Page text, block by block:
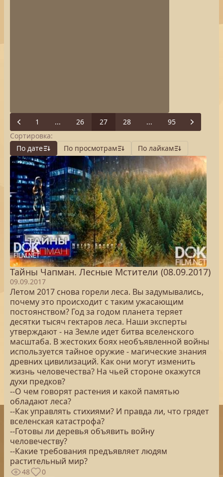
Previous
1 ... 26 27 28 ... 95
Next
Сортировка:
По дате
По просмотрам По лайкам
Тайны Чапман. Лесные Мстители (08.09.2017)
09.09.2017
Летом 2017 снова горели леса. Вы задумывались,
почему это происходит с таким ужасающим
постоянством? Год за годом планета теряет
десятки тысяч гектаров леса. Наши эксперты
утверждают - на Земле идет битва вселенского
масштаба. В жестоких боях необъявленной войны
используется тайное оружие - магические знания
древних цивилизаций. Как они могут изменить
жизнь человечества? На чьей стороне окажутся
духи предков?
--О чем говорят растения и какой памятью
обладают леса?
--Как управлять стихиями? И правда ли, что грядет
вселенская катастрофа?
--Готовы ли деревья объявить войну
человечеству?
--Какие требования предъявляет людям
растительный мир?
48 0